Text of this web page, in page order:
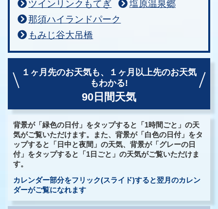
ツインリンクもてぎ
塩原温泉郷
那須ハイランドパーク
もみじ谷大吊橋
１ヶ月先のお天気も、
１ヶ月以上先のお天気
もわかる!
90日間天気
背景が「緑色の日付」をタップすると「1時間ごと」の天
気がご覧いただけます。また、背景が「白色の日付」をタ
ップすると「日中と夜間」の天気、背景が「グレーの日
付」をタップすると「1日ごと」の天気がご覧いただけま
す。
カレンダー部分をフリック(スライド)すると翌月のカレン
ダーがご覧になれます